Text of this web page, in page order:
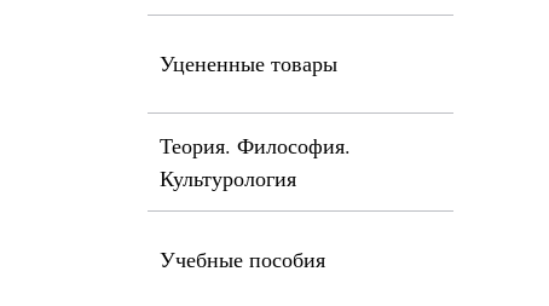
Уцененные товары
Теория. Философия.
Культурология
Учебные пособия